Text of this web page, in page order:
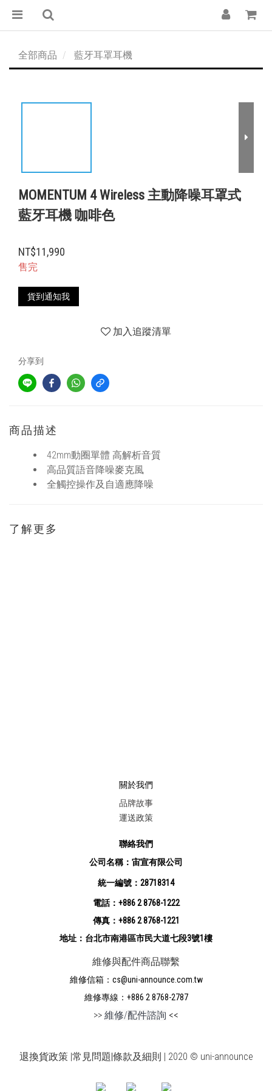
全部商品 藍牙耳罩耳機
MOMENTUM 4 Wireless 主動降噪耳罩式
藍牙耳機 咖啡色
NT$11,990
售完
貨到通知我
加入追蹤清單
分享到
商品描述
42mm動圈單體 高解析音質
高品質語音降噪麥克風
全觸控操作及自適應降噪
了解更多
關於我們
品牌故事
運送政策
聯絡我們
公司名稱：宙宣有限公司
統一編號：28718314
電話：+886 2 8768-1222
傳真：+886 2 8768-1221
地址：台北市南港區市民大道七段3號1樓
維修與配件商品聯繫
維修信箱：cs@uni-announce.com.tw
維修專線：+886 2 8768-2787
>> 維修/配件諮詢 <<
退換貨政策|常見問題|條款及細則 | 2020 © uni-announce